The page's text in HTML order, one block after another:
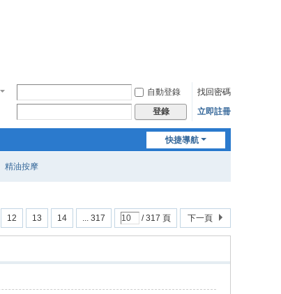
自動登錄
找回密碼
登錄 立即註冊
快捷導航
精油按摩
12 13 14 ... 317 / 317 頁 下一頁